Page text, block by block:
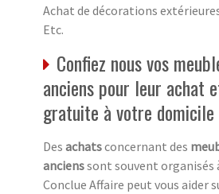
Achat de décorations
Etc.
Confiez nous vos
anciens pour leur achat
gratuite à votre domicile
Des achatsconcernant des
ancienssont souvent organisés
Conclue Affaire peut vous aider